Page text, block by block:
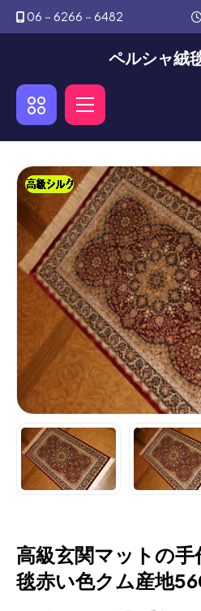
06－6266－6482
ペルシャ絨
高級玄関マットの
毯赤い色クム産地